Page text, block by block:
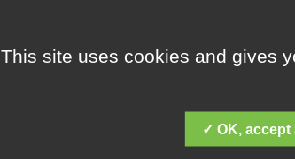
This site uses cookies and gives
✓ OK, accept